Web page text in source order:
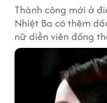
Thành công mới ở
Nhiệt Ba có thêm
nữ diễn viên đồng
Lưu Diệc Phi dù hai